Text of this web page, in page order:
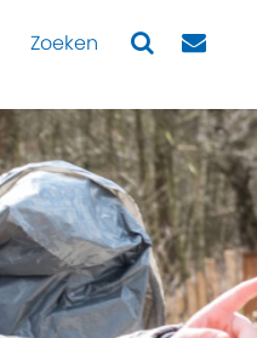
Zoeken